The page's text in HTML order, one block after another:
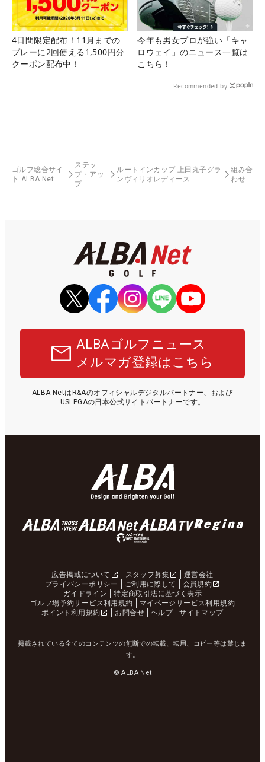
4日間限定配布！11月までの
プレーに2回使える1,500円分
クーポン配布中！
今年も男女プロが強い「キャ
ロウェイ」のニュース一覧は
こちら！
Recommended by
ゴルフ総合サイ
ト ALBA Net
ステッ
プ・アッ
プ
ルートインカップ 上田丸子グラ
ンヴィリオレディース
組み合
わせ
ALBAゴルフニュース
メルマガ登録はこちら
ALBA NetはR&Aのオフィシャルデジタルパートナー、および
USLPGAの日本公式サイトパートナーです。
広告掲載について スタッフ募集
運営会社
プライバシーポリシー
ご利用に際して
会員規約
ガイドライン
特定商取引法に基づく表示
ゴルフ場予約サービス利用規約
マイページサービス利用規約
ポイント利用規約
お問合せ ヘルプ サイトマップ
掲載されている全てのコンテンツの無断での転載、転用、コピー等は禁じま
す。
© ALBA Net